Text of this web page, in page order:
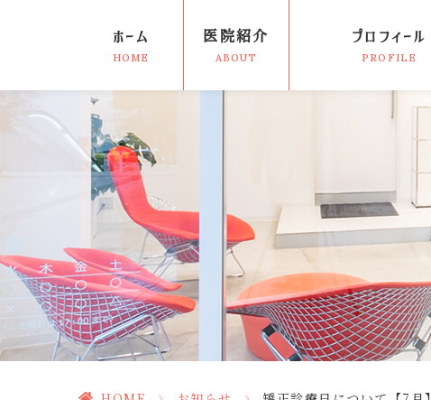
ホーム
HOME
医院紹介
ABOUT
プロフィール
PROFILE